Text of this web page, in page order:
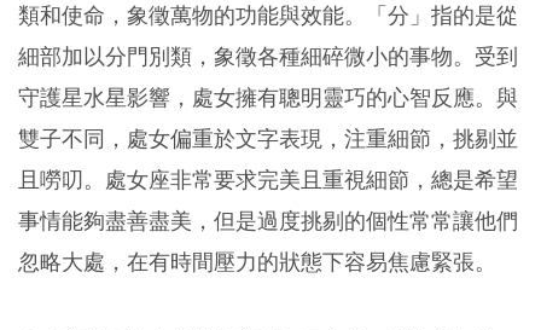
類和使命，象徵萬物的功能與效能。「分」指的是從
細部加以分門別類，象徵各種細碎微小的事物。受到
守護星水星影響，處女擁有聰明靈巧的心智反應。與
雙子不同，處女偏重於文字表現，注重細節，挑剔並
且嘮叨。處女座非常要求完美且重視細節，總是希望
事情能夠盡善盡美，但是過度挑剔的個性常常讓他們
忽略大處，在有時間壓力的狀態下容易焦慮緊張。